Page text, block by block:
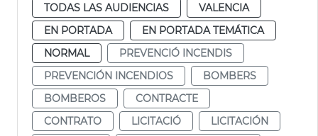
TODAS LAS AUDIENCIAS
VALENCIA
EN PORTADA
EN PORTADA TEMÁTICA
NORMAL
PREVENCIÓ INCENDIS
PREVENCIÓN INCENDIOS
BOMBERS
BOMBEROS
CONTRACTE
CONTRATO
LICITACIÓ
LICITACIÓN